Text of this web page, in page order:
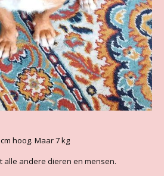
hoog. Maar 7 kg
alle andere dieren en mensen.